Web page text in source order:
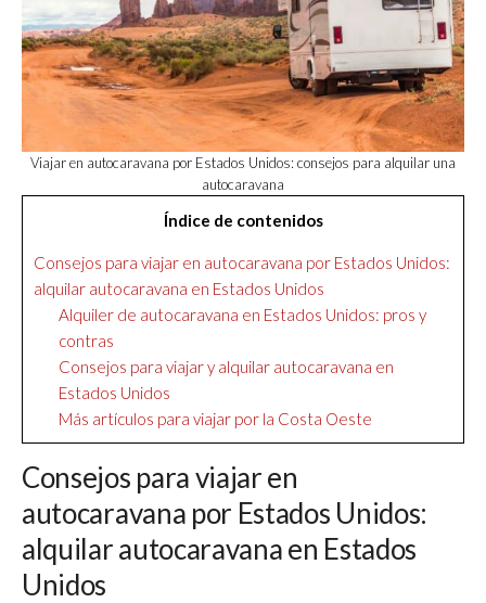
Viajar en autocaravana por Estados Unidos: consejos para alquilar una
autocaravana
Índice de contenidos
Consejos para viajar en autocaravana por Estados Unidos:
alquilar autocaravana en Estados Unidos
Alquiler de autocaravana en Estados Unidos: pros y
contras
Consejos para viajar y alquilar autocaravana en
Estados Unidos
Más artículos para viajar por la Costa Oeste
Consejos para viajar en
autocaravana por Estados Unidos:
alquilar autocaravana en Estados
Unidos